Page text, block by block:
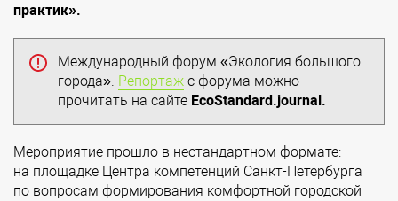
практик».
Международный форум «Экология большого
города». Репортаж с форума можно
прочитать на сайте EcoStandard.journal.
Мероприятие прошло в нестандартном формате:
на площадке Центра компетенций Санкт-Петербурга
по вопросам формирования комфортной городской